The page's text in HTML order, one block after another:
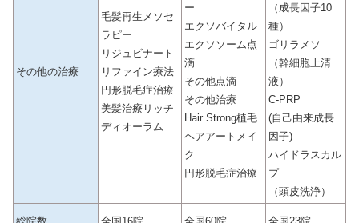
その他の治療
毛髪再生メソセ
ラピー
リジュビナート
リファイン療法
円形脱毛症治療
美髪治療リッチ
ディオーラム
ー
エクソバイタル
エクソソーム点
滴
その他点滴
その他治療
Hair Strong植毛
ヘアアートメイ
ク
円形脱毛症治療
（成長因子10
種）
ゴリラメソ
（幹細胞上清
液）
C-PRP
(自己由来成長
因子)
ハイドラスカル
プ
（頭皮洗浄）